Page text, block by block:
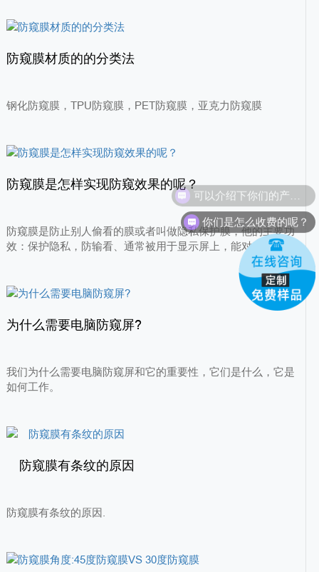
防窥膜材质的的分类法
钢化防窥膜，TPU防窥膜，PET防窥膜，亚克力防窥膜
防窥膜是怎样实现防窥效果的呢？
防窥膜是防止别人偷看的膜或者叫做隐私保护膜，他的主要功
效：保护隐私，防输看、通常被用于显示屏上，能对所幕上的
信息起到保护得作用，实现正面可见屏幕信息，侧面不可见屏
幕信息，防止旁边人看清屏幕得内容，从而保护自己得隐私。
那么防窥膜是怎么样实现防窥效果的呢?
为什么需要电脑防窥屏?
我们为什么需要电脑防窥屏和它的重要性，它们是什么，它是
如何工作。
防窥膜有条纹的原因
防窥膜有条纹的原因.
可以介绍下你们的产品么？
你们是怎么收费的呢？